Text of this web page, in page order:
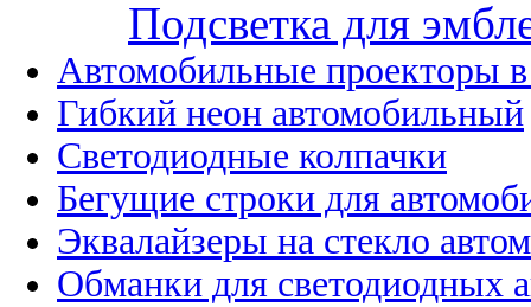
Подсветка для
Автомобильные проекторы
Гибкий неон автомобильный
Светодиодные колпачки
Бегущие строки для
Эквалайзеры на стекло
Обманки для светодиодных